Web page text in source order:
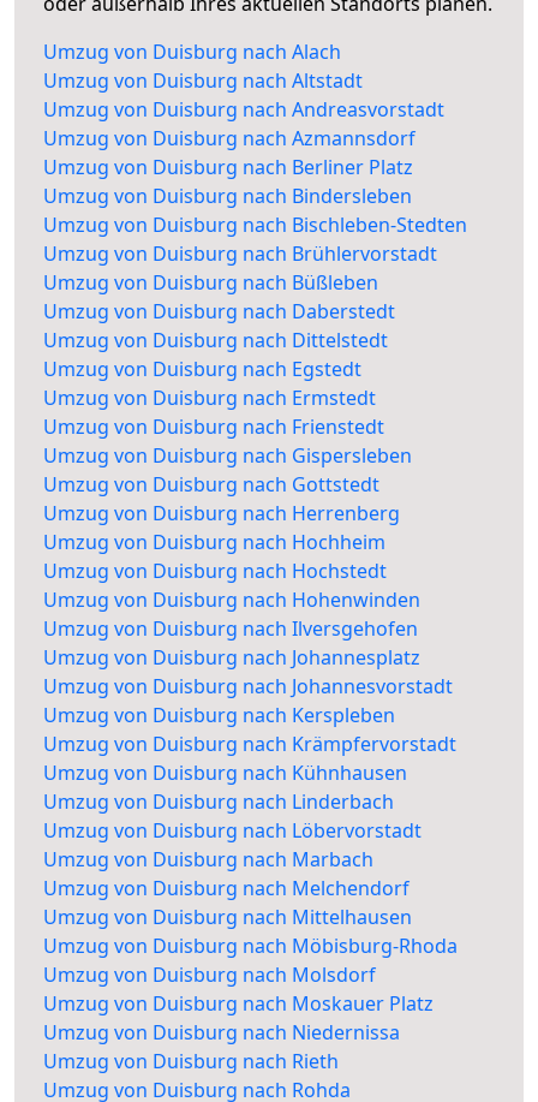
Umzug von Duisburg nach Alach
Umzug von Duisburg nach Altstadt
Umzug von Duisburg nach Andreasvorstadt
Umzug von Duisburg nach Azmannsdorf
Umzug von Duisburg nach Berliner Platz
Umzug von Duisburg nach Bindersleben
Umzug von Duisburg nach Bischleben-Stedten
Umzug von Duisburg nach Brühlervorstadt
Umzug von Duisburg nach Büßleben
Umzug von Duisburg nach Daberstedt
Umzug von Duisburg nach Dittelstedt
Umzug von Duisburg nach Egstedt
Umzug von Duisburg nach Ermstedt
Umzug von Duisburg nach Frienstedt
Umzug von Duisburg nach Gispersleben
Umzug von Duisburg nach Gottstedt
Umzug von Duisburg nach Herrenberg
Umzug von Duisburg nach Hochheim
Umzug von Duisburg nach Hochstedt
Umzug von Duisburg nach Hohenwinden
Umzug von Duisburg nach Ilversgehofen
Umzug von Duisburg nach Johannesplatz
Umzug von Duisburg nach Johannesvorstadt
Umzug von Duisburg nach Kerspleben
Umzug von Duisburg nach Krämpfervorstadt
Umzug von Duisburg nach Kühnhausen
Umzug von Duisburg nach Linderbach
Umzug von Duisburg nach Löbervorstadt
Umzug von Duisburg nach Marbach
Umzug von Duisburg nach Melchendorf
Umzug von Duisburg nach Mittelhausen
Umzug von Duisburg nach Möbisburg-Rhoda
Umzug von Duisburg nach Molsdorf
Umzug von Duisburg nach Moskauer Platz
Umzug von Duisburg nach Niedernissa
Umzug von Duisburg nach Rieth
Umzug von Duisburg nach Rohda